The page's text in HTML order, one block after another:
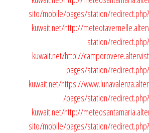
sito/mobile/pages/station/
kuwait.net/http://
station/
kuwait.net/http://
pages/station/
kuwait.net/https://
/pages/station/
kuwait.net/http://
sito/mobile/pages/station/